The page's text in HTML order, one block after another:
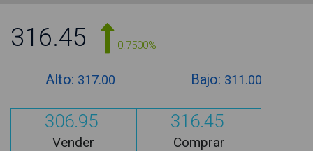
316.45 0.7500%
Alto: 317.00 Bajo: 311.00
306.95
Vender
316.45
Comprar